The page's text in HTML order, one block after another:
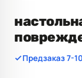
Предзаказ 7-